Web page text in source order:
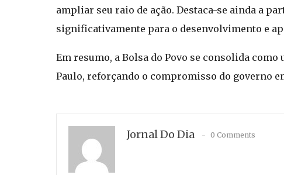
ampliar seu raio de ação. Destaca-se ainda a
significativamente para o desenvolvimento e
Em resumo, a Bolsa do Povo se consolida
Paulo, reforçando o compromisso do governo
Jornal Do Dia 0 Comments